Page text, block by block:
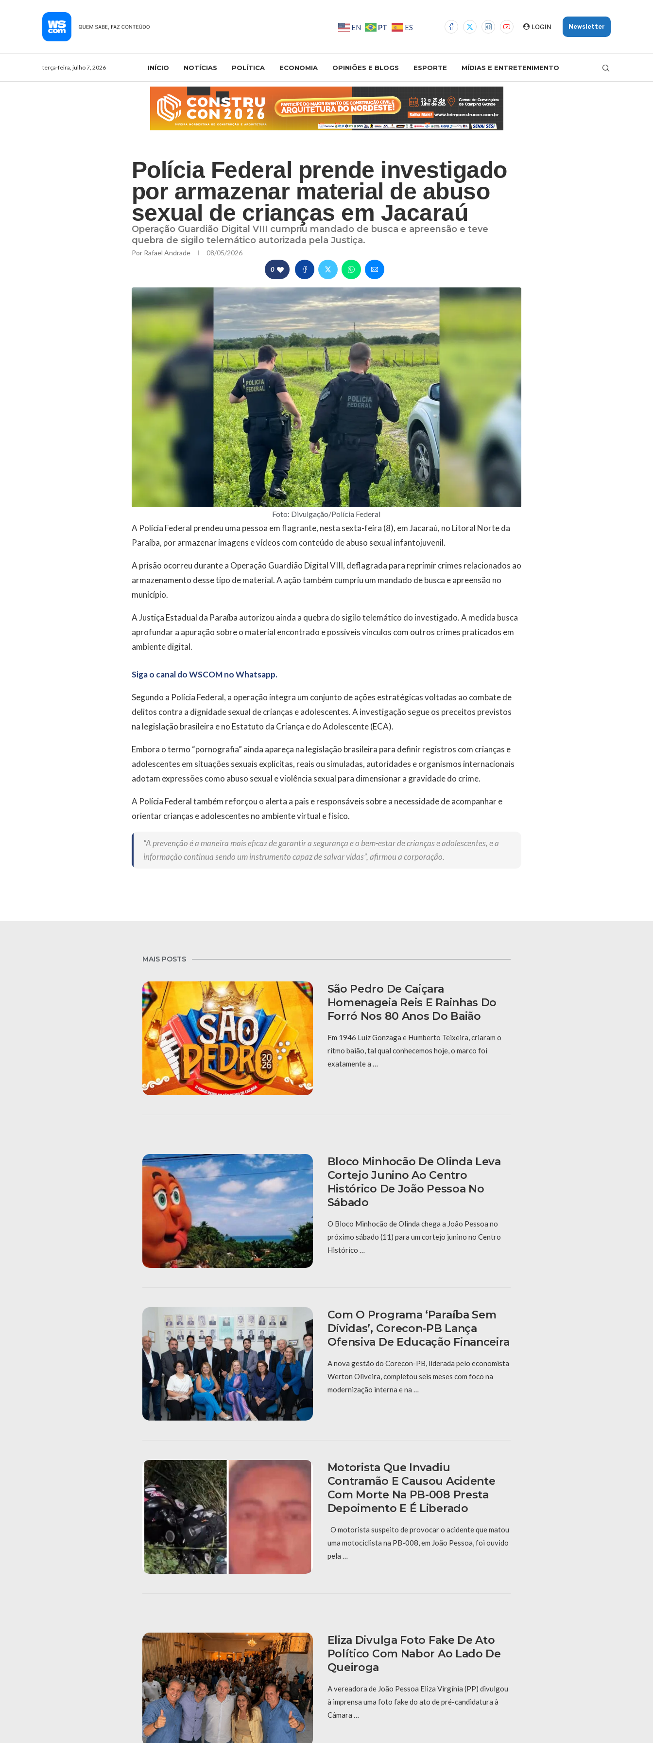
EN PT ES LOGIN Newsletter
terça-feira, julho 7, 2026 INÍCIO NOTÍCIAS POLÍTICA ECONOMIA OPINIÕES E BLOGS ESPORTE MÍDIAS E ENTRETENIMENTO
Polícia Federal prende investigado
por armazenar material de abuso
sexual de crianças em Jacaraú
Operação Guardião Digital VIII cumpriu mandado de busca e apreensão e teve
quebra de sigilo telemático autorizada pela Justiça.
Por Rafael Andrade 08/05/2026
0
Foto: Divulgação/Polícia Federal
A Polícia Federal prendeu uma pessoa em flagrante, nesta sexta-feira (8), em Jacaraú, no Litoral Norte da
Paraíba, por armazenar imagens e vídeos com conteúdo de abuso sexual infantojuvenil.
A prisão ocorreu durante a Operação Guardião Digital VIII, deflagrada para reprimir crimes relacionados ao
armazenamento desse tipo de material. A ação também cumpriu um mandado de busca e apreensão no
município.
A Justiça Estadual da Paraíba autorizou ainda a quebra do sigilo telemático do investigado. A medida busca
aprofundar a apuração sobre o material encontrado e possíveis vínculos com outros crimes praticados em
ambiente digital.
Siga o canal do WSCOM no Whatsapp.
Segundo a Polícia Federal, a operação integra um conjunto de ações estratégicas voltadas ao combate de
delitos contra a dignidade sexual de crianças e adolescentes. A investigação segue os preceitos previstos
na legislação brasileira e no Estatuto da Criança e do Adolescente (ECA).
Embora o termo “pornografia” ainda apareça na legislação brasileira para definir registros com crianças e
adolescentes em situações sexuais explícitas, reais ou simuladas, autoridades e organismos internacionais
adotam expressões como abuso sexual e violência sexual para dimensionar a gravidade do crime.
A Polícia Federal também reforçou o alerta a pais e responsáveis sobre a necessidade de acompanhar e
orientar crianças e adolescentes no ambiente virtual e físico.
“A prevenção é a maneira mais eficaz de garantir a segurança e o bem-estar de crianças e adolescentes, e a
informação continua sendo um instrumento capaz de salvar vidas”, afirmou a corporação.
MAIS POSTS
São Pedro De Caiçara
Homenageia Reis E Rainhas Do
Forró Nos 80 Anos Do Baião
Em 1946 Luiz Gonzaga e Humberto Teixeira, criaram o
ritmo baião, tal qual conhecemos hoje, o marco foi
exatamente a …
Bloco Minhocão De Olinda Leva
Cortejo Junino Ao Centro
Histórico De João Pessoa No
Sábado
O Bloco Minhocão de Olinda chega a João Pessoa no
próximo sábado (11) para um cortejo junino no Centro
Histórico …
Com O Programa ‘Paraíba Sem
Dívidas’, Corecon-PB Lança
Ofensiva De Educação Financeira
A nova gestão do Corecon-PB, liderada pelo economista
Werton Oliveira, completou seis meses com foco na
modernização interna e na …
Motorista Que Invadiu
Contramão E Causou Acidente
Com Morte Na PB-008 Presta
Depoimento E É Liberado
O motorista suspeito de provocar o acidente que matou
uma motociclista na PB-008, em João Pessoa, foi ouvido
pela …
Eliza Divulga Foto Fake De Ato
Político Com Nabor Ao Lado De
Queiroga
A vereadora de João Pessoa Eliza Virgínia (PP) divulgou
à imprensa uma foto fake do ato de pré-candidatura à
Câmara …